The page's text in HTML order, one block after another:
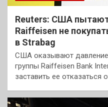
Reuters: США
Raiffeisen не
в Strabag
США оказывают давление
группы Raiffeisen Bank
заставить ее отказаться